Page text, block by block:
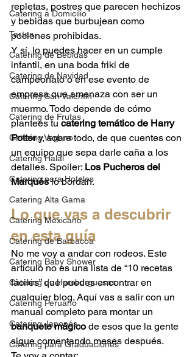
Catering a Domicilio
Tartas
Catering de Bebidas
Catering de Navidad
Catering San Valentin
Catering de Frutas
Catering Vegano
Catering Halal
Catering para Hoteles
Catering Alta Gama
Catering Mexicano
Catering de Barbacoa
Catering Baby Shower
Catering de Hamburguesas
Catering Peruano
Catering Japonés
Catering para Graduaciones
repletas, postres que parecen hechizos
y bebidas que burbujean como
pociones prohibidas.
Y sí, lo puedes hacer en un cumple
infantil, en una boda friki de
campeonato o en ese evento de
empresa que amenaza con ser un
muermo. Todo depende de cómo
plantees tu catering temático de Harry
Potter y, sobre todo, de que cuentes con
un equipo que sepa darle caña a los
detalles. Spoiler: Los Pucheros del
Marqués lo bordan.
Lo que vas a descubrir
en esta guía
No me voy a andar con rodeos. Este
artículo no es una lista de “10 recetas
fáciles” que puedes encontrar en
cualquier blog. Aquí vas a salir con un
manual completo para montar un
banquete mágico de esos que la gente
sigue comentando meses después.